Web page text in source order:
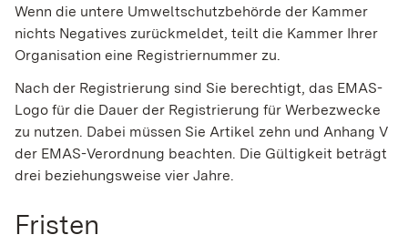
Wenn die untere Umweltschutzbehörde der Kammer
nichts Negatives zurückmeldet, teilt die Kammer Ihrer
Organisation eine Registriernummer zu.
Nach der Registrierung sind Sie berechtigt, das EMAS-
Logo für die Dauer der Registrierung für Werbezwecke
zu nutzen. Dabei müssen Sie Artikel zehn und Anhang V
der EMAS-Verordnung beachten. Die Gültigkeit beträgt
drei beziehungsweise vier Jahre.
Fristen